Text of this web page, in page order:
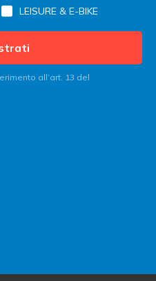
LEISURE & E-BIKE
all’art. 13 del